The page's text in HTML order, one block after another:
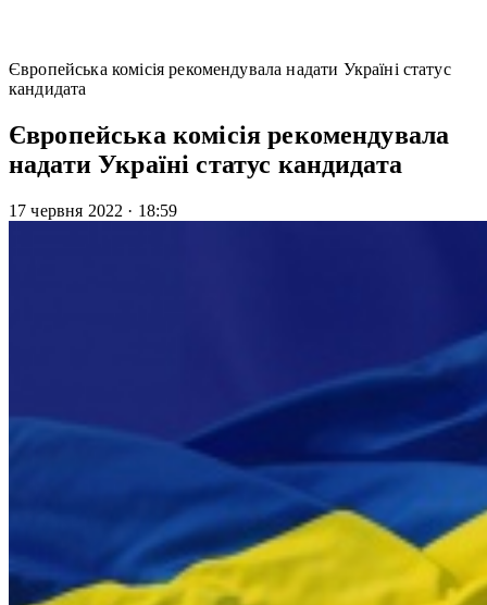
Європейська комісія рекомендувала надати Україні статус
кандидата
Європейська комісія рекомендувала
надати Україні статус кандидата
17 червня 2022 · 18:59